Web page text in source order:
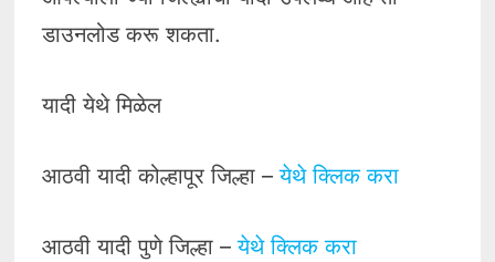
डाउनलोड करू शकता.
यादी येथे मिळेल
आठवी यादी कोल्हापूर जिल्हा –येथे क्लिक करा
आठवी यादी पुणे जिल्हा –येथे क्लिक करा